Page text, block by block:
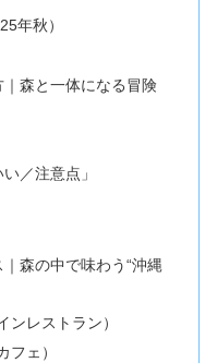
年秋）
森と一体になる冒険
／注意点」
森の中で味わう“沖縄
レストラン）
フェ）